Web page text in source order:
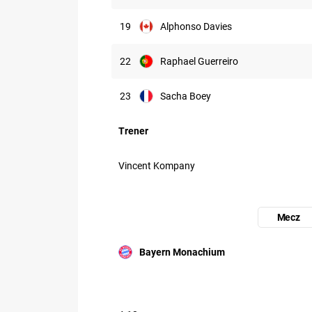
19 Alphonso Davies
22 Raphael Guerreiro
23 Sacha Boey
Trener
Vincent Kompany
Mecz
Uczestnik: Bayern Monachium
Bayern Monachium